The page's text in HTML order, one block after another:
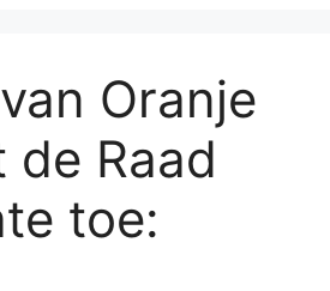
Oranje
de Raad
toe: